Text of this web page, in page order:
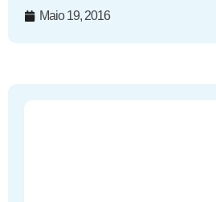
Maio 19, 2016